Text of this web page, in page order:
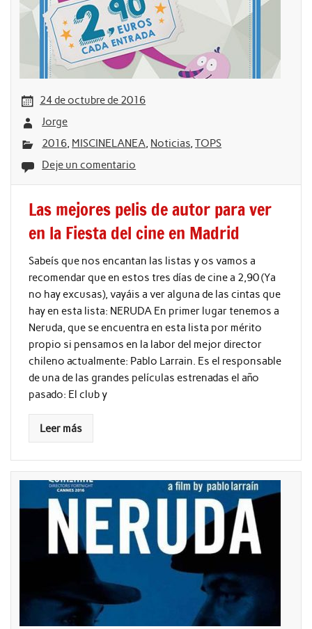
24 de octubre de 2016
Jorge
2016, MISCINELANEA, Noticias,TOPS
Deje un comentario
Las mejores pelis de autor para ver
en la Fiesta del cine en Madrid
Sabeís que nos encantan las listas y os vamos a
recomendar que en estos tres días de cine a 2,90 (Ya
no hay excusas), vayáis a ver alguna de las cintas que
hay en esta lista: NERUDA En primer lugar tenemos a
Neruda, que se encuentra en esta lista por mérito
propio si pensamos en la labor del mejor director
chileno actualmente: Pablo Larrain. Es el responsable
de una de las grandes películas estrenadas el año
pasado: El club y
Leer más